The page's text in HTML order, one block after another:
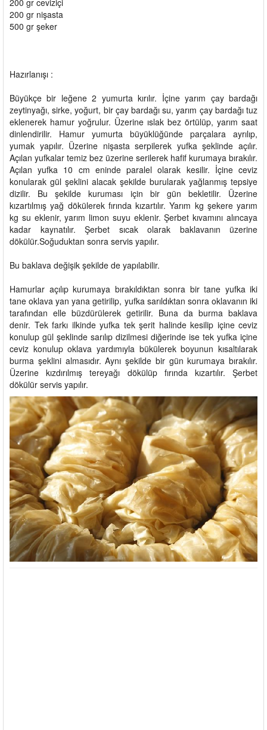
200 gr nişasta
500 gr şeker
Hazırlanışı :
Büyükçe bir leğene 2 yumurta kırılır. İçine yarım çay bardağı
zeytinyağı, sirke, yoğurt, bir çay bardağı su, yarım çay bardağı tuz
eklenerek hamur yoğrulur. Üzerine ıslak bez örtülüp, yarım saat
dinlendirilir. Hamur yumurta büyüklüğünde parçalara ayrılıp,
yumak yapılır. Üzerine nişasta serpilerek yufka şeklinde açılır.
Açılan yufkalar temiz bez üzerine serilerek hafif kurumaya bırakılır.
Açılan yufka 10 cm eninde paralel olarak kesilir. İçine ceviz
konularak gül şeklini alacak şekilde burularak yağlanmış tepsiye
dizilir. Bu şekilde kuruması için bir gün bekletilir. Üzerine
kızartılmış yağ dökülerek fırında kızartılır. Yarım kg şekere yarım
kg su eklenir, yarım limon suyu eklenir. Şerbet kıvamını alıncaya
kadar kaynatılır. Şerbet sıcak olarak baklavanın üzerine
dökülür.Soğuduktan sonra servis yapılır.
Bu baklava değişik şekilde de yapılabilir.
Hamurlar açılıp kurumaya bırakıldıktan sonra bir tane yufka iki
tane oklava yan yana getirilip, yufka sarıldıktan sonra oklavanın iki
tarafından elle büzdürülerek getirilir. Buna da burma baklava
denir. Tek farkı ilkinde yufka tek şerit halinde kesilip içine ceviz
konulup gül şeklinde sarılıp dizilmesi diğerinde ise tek yufka içine
ceviz konulup oklava yardımıyla bükülerek boyunun kısaltılarak
burma şeklini almasıdır. Aynı şekilde bir gün kurumaya bırakılır.
Üzerine kızdırılmış tereyağı dökülüp fırında kızartılır. Şerbet
dökülür servis yapılır.